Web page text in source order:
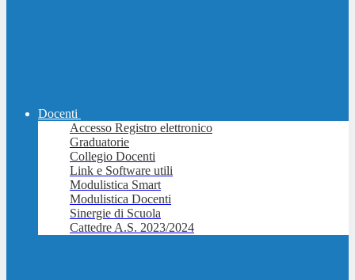
Docenti
Accesso Registro elettronico
Graduatorie
Collegio Docenti
Link e Software utili
Modulistica Smart
Modulistica Docenti
Sinergie di Scuola
Cattedre A.S. 2023/2024